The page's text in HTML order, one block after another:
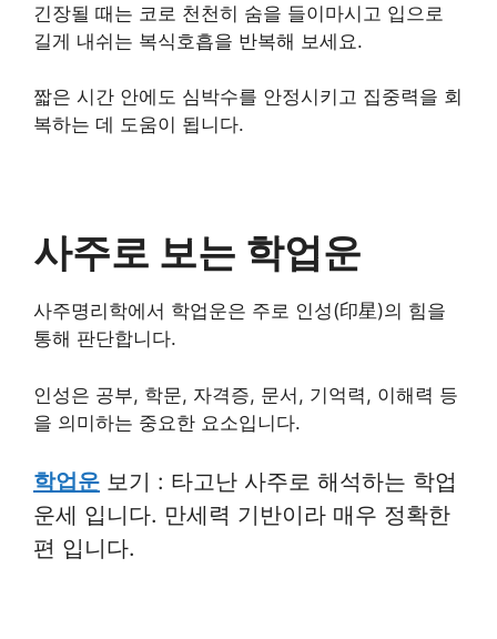
긴장될 때는 코로 천천히 숨을 들이마시고 입으로
길게 내쉬는 복식호흡을 반복해 보세요.
짧은 시간 안에도 심박수를 안정시키고 집중력을 회
복하는 데 도움이 됩니다.
사주로 보는 학업운
사주명리학에서 학업운은 주로 인성(印星)의 힘을
통해 판단합니다.
인성은 공부, 학문, 자격증, 문서, 기억력, 이해력 등
을 의미하는 중요한 요소입니다.
학업운 보기 : 타고난 사주로 해석하는 학업
운세 입니다. 만세력 기반이라 매우 정확한
편 입니다.